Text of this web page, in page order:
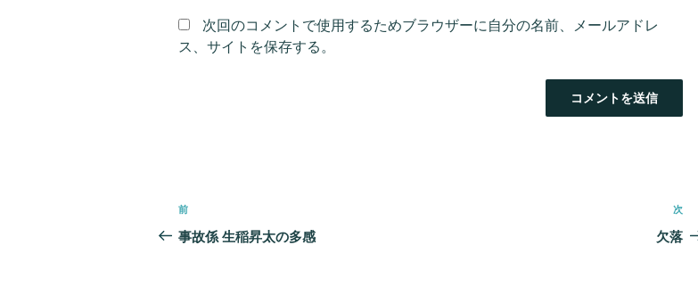
次回のコメントで使用するためブラウザーに自分の名前、メールアドレ
ス、サイトを保存する。
稿
ナ
前
の
前
事故係 生稲昇太の多感
次
の
次
欠落